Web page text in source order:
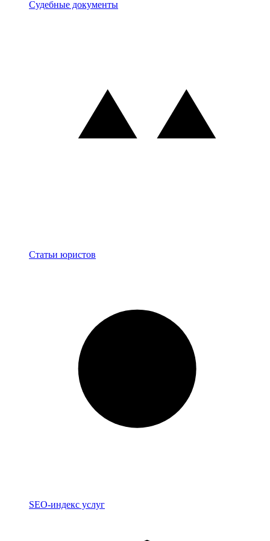
Документы
Судебные документы
Блог
Статьи юристов
Индекс
SEO-индекс услуг